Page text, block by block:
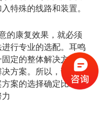
特殊的线路和装置。
的康复效果，就必须
行专业的选配。 耳鸣
定的整体解决方案而
方案。所以，请做出
案的选择确定比助听